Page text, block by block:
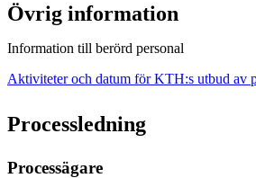
Övrig information
Information till berörd personal
Aktiviteter och datum för KTH:s utbud av
Processledning
Processägare